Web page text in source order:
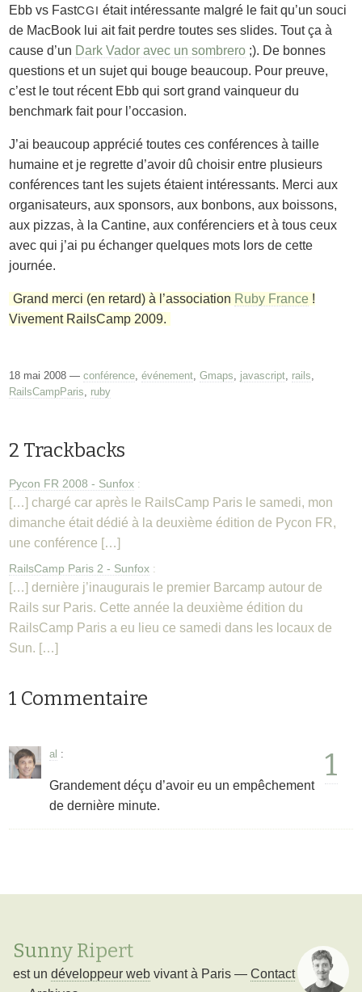
Ebb vs FastCGI était intéressante malgré le fait qu’un souci
de MacBook lui ait fait perdre toutes sesslides. Tout ça à
cause d’un Dark Vador avec un sombrero ;). De bonnes
questions et un sujet qui bouge beaucoup. Pour preuve,
c’est le tout récent Ebb qui sort grand vainqueur du
benchmark fait pour l’occasion.
J’ai beaucoup apprécié toutes ces conférences à taille
humaine et je regrette d’avoir dû choisir entre plusieurs
conférences tant les sujets étaient intéressants. Merci aux
organisateurs, aux sponsors, aux bonbons, aux boissons,
aux pizzas, à la Cantine, aux conférenciers et à tous ceux
avec qui j’ai pu échanger quelques mots lors de cette
journée.
Grand merci (en retard) à l’association Ruby France !
Vivement RailsCamp 2009.
18 mai 2008 —conférence,événement,Gmaps, javascript, rails,
RailsCampParis, ruby
2 Trackbacks
Pycon FR 2008 - Sunfox :
[…] chargé car après le RailsCamp Paris le samedi, mon
dimanche était dédié à la deuxième édition de Pycon FR,
une conférence […]
RailsCamp Paris 2 - Sunfox :
[…] dernière j’inaugurais le premier Barcamp autour de
Rails sur Paris. Cette année la deuxième édition du
RailsCamp Paris a eu lieu ce samedi dans les locaux de
Sun. […]
1 Commentaire
1
al :
Grandement déçu d’avoir eu un empêchement
de dernière minute.
Sunny Ripert
est un développeur web vivant à Paris — Contact